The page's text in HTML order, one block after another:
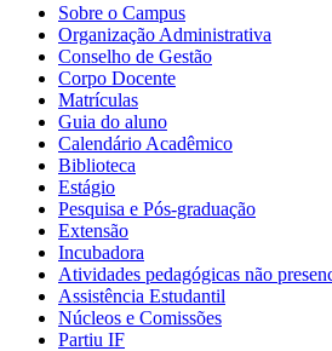
Sobre o Campus
Organização Administrativa
Conselho de Gestão
Corpo Docente
Matrículas
Guia do aluno
Calendário Acadêmico
Biblioteca
Estágio
Pesquisa e Pós-graduação
Extensão
Incubadora
Atividades pedagógicas não
Assistência Estudantil
Núcleos e Comissões
Partiu IF